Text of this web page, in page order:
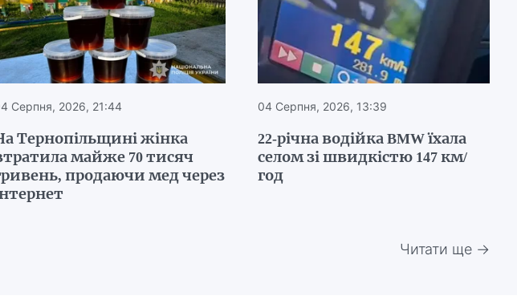
Серпня, 2026, 21:44
Тернопільщині жінка
майже 70 тисяч
продаючи мед через
04 Серпня, 2026, 13:39
22-річна водійка BMW їхала
селом зі швидкістю 147 км/
год
Читати ще →